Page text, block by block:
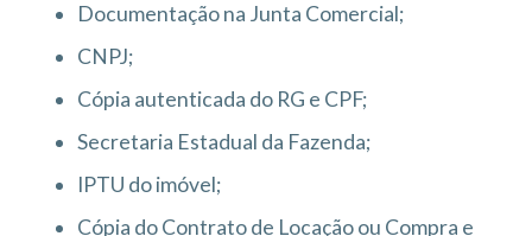
Documentação na Junta Comercial;
CNPJ;
Cópia autenticada do RG e CPF;
Secretaria Estadual da Fazenda;
IPTU do imóvel;
Cópia do Contrato de Locação ou Compra e